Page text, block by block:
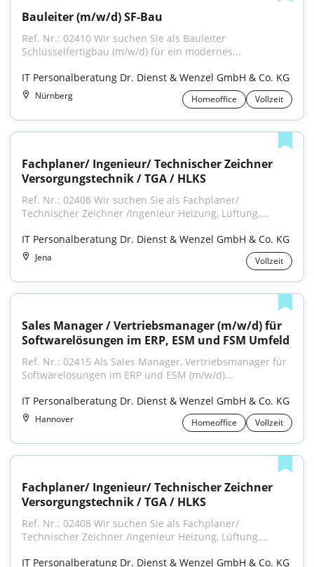
Bauleiter (m/w/d) SF-Bau
Ref. Nr.: 02410 Wir suchen Sie als Bauleiter
Schlüsselfertigbau (m/w/d) für ein modernes...
IT Personalberatung Dr. Dienst & Wenzel GmbH & Co. KG
Nürnberg Homeoffice Vollzeit
Fachplaner/ Ingenieur/ Technischer Zeichner
Versorgungstechnik / TGA / HLKS
Ref. Nr.: 02408 Wir suchen Sie als Fachplaner/
Technischer Zeichner /Ingenieur Heizung, Lüftung,...
IT Personalberatung Dr. Dienst & Wenzel GmbH & Co. KG
Jena Vollzeit
Sales Manager / Vertriebsmanager (m/w/d) für
Softwarelösungen im ERP, ESM und FSM Umfeld
Ref. Nr.: 02415 Als Sales Manager, Vertriebsmanager für
Softwarelösungen im ERP und ESM (m/w/d)...
IT Personalberatung Dr. Dienst & Wenzel GmbH & Co. KG
Hannover Homeoffice Vollzeit
Fachplaner/ Ingenieur/ Technischer Zeichner
Versorgungstechnik / TGA / HLKS
Ref. Nr.: 02408 Wir suchen Sie als Fachplaner/
Technischer Zeichner /Ingenieur Heizung, Lüftung,...
IT Personalberatung Dr. Dienst & Wenzel GmbH & Co. KG